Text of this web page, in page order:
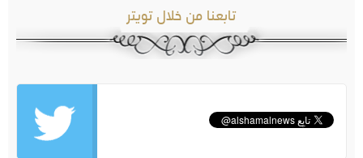
تابعنا من خلال تويتر